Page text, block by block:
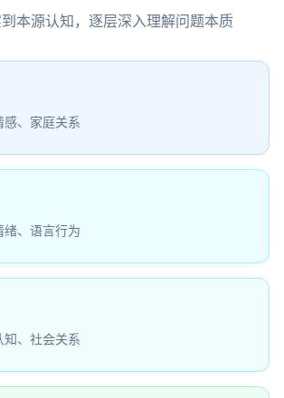
本源认知，逐层深入理解问题本质
、家庭关系
、语言行为
、社会关系